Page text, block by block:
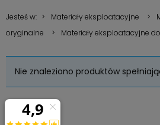
Jesteś w: > Materiały eksploatacyjne >
oryginalne
> Materiały eksploatacyjne
Nie znaleziono produktów